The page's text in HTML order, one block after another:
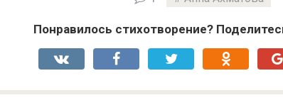
Понравилось стихотворение?